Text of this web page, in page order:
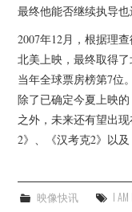
最终他能否继续执导也
2007年12月，根据理
北美上映，最终取得
当年全球票房榜第7位
除了已确定今夏上映
之外，未来还有望出
2》、《汉考克2》以及
映像快讯 I AM